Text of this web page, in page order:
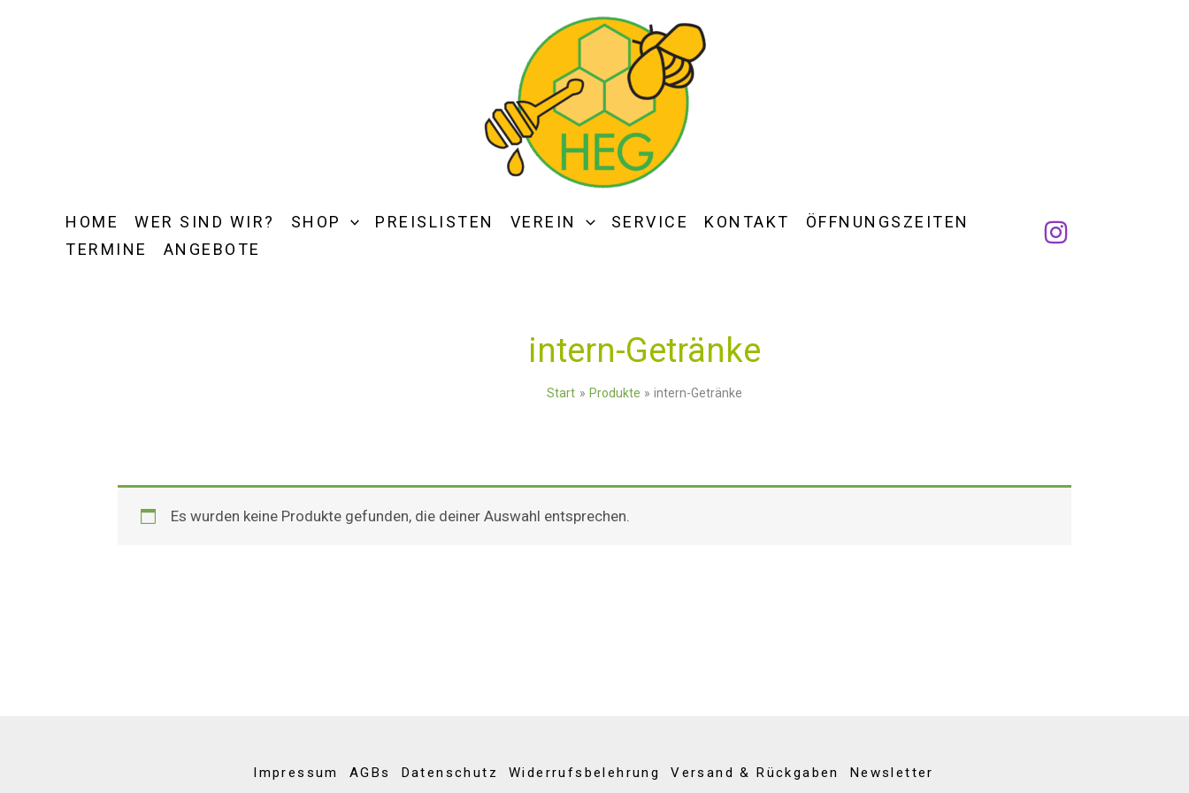
HOME WER SIND WIR? SHOP PREISLISTEN VEREIN SERVICE KONTAKT
ÖFFNUNGSZEITEN
TERMINE
ANGEBOTE
intern-Getränke
Start Produkte intern-Getränke
Es wurden keine Produkte gefunden, die deiner Auswahl entsprechen.
Impressum AGBs Datenschutz Widerrufsbelehrung Versand & Rückgaben Newsletter